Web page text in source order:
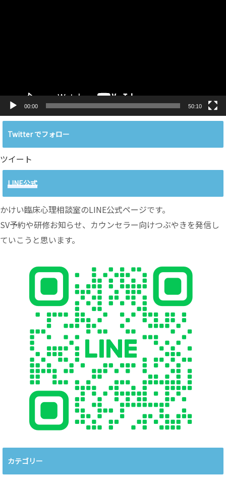
00:00 50:10
Twitter でフォロー
ツイート
LINE公式
かけい臨床心理相談室のLINE公式ページです。
SV予約や研修お知らせ、カウンセラー向けつぶやきを発信し
ていこうと思います。
カテゴリー